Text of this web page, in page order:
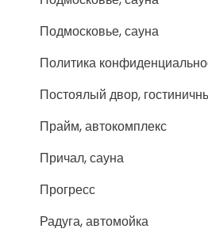
Подмосковье, сауна
Политика
Постоялый двор,
Прайм, автокомплекс
Причал, сауна
Прогресс
Радуга, автомойка